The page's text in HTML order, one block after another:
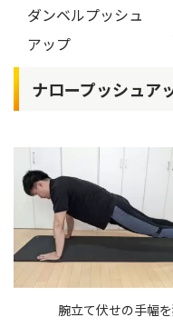
ダンベルプッシュ
アップ
ナロープッシュア
腕立て伏せの手幅